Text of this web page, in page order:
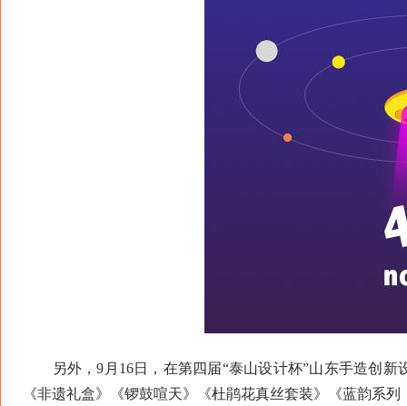
另外，9月16日，在第四届“泰山设计杯”山东手造创新
《非遗礼盒》《锣鼓喧天》《杜鹃花真丝套装》《蓝韵系